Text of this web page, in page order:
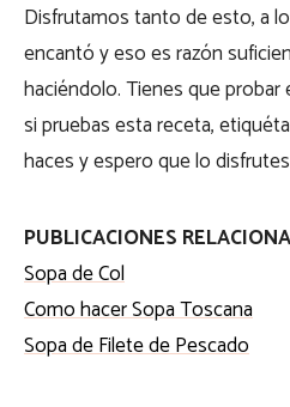
Disfrutamos tanto de esto, a
encantó y eso es razón
haciéndolo. Tienes que
si pruebas esta receta,
haces y espero que lo
PUBLICACIONES
Sopa de Col
Como hacer Sopa Toscana
Sopa de Filete de Pescado